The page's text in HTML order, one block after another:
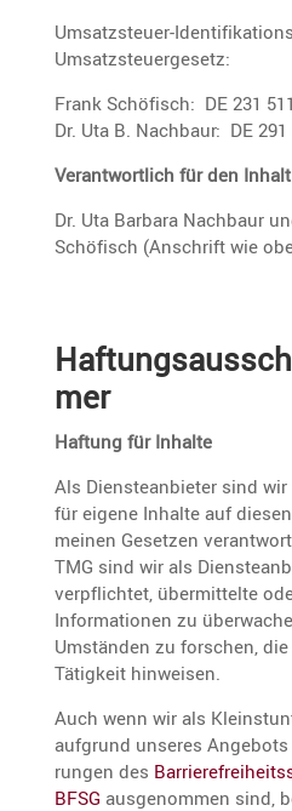
Umsatz­steuer-
Umsatzsteuergesetz:
Frank Schöfisch: DE 231
Dr. Uta B. Nachbaur: DE 291
Verant­wort­lich für den
Dr. Uta Barbara Nachbaur
Schöfisch (Anschrift wie
mer
Haftung für Inhalte
Als Diens­te­an­bieter sind wir
für eigene Inhalte auf
meinen Gesetzen
TMG sind wir als
verpflichtet, übermit­telte
Infor­ma­tionen zu
Umständen zu forschen,
Tätig­keit hinweisen.
Auch wenn wir als
aufgrund unseres
rungen des
BFSG ausge­nommen sind,